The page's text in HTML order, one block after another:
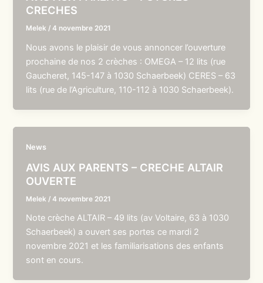
CRECHES
Melek /4 novembre 2021
Nous avons le plaisir de vous annoncer l’ouverture
prochaine de nos 2 crèches : OMEGA – 12 lits (rue
Gaucheret, 145-147 à 1030 Schaerbeek) CERES – 63
lits (rue de l’Agriculture, 110-112 à 1030 Schaerbeek).
News
AVIS AUX PARENTS – CRECHE ALTAIR
OUVERTE
Melek /4 novembre 2021
Note crèche ALTAIR – 49 lits (av Voltaire, 63 à 1030
Schaerbeek) a ouvert ses portes ce mardi 2
novembre 2021 et les familiarisations des enfants
sont en cours.